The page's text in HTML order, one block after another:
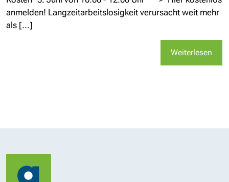
anmelden! Langzeitarbeitslosigkeit verursacht weit mehr
als [...]
Weiterlesen